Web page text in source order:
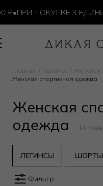
• ПРИ ПОКУПКЕ 3
Главная Каталог
Женская
Женская спортивная одежда
Женская
одежда
14
ЛЕГИНСЫ ШОРТЫ
Фильтр